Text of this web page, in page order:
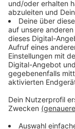
Der Kunde ist
verletzt
werden.
Weil die
Würselen in
festgestellt
hat die Polizei
Würselen